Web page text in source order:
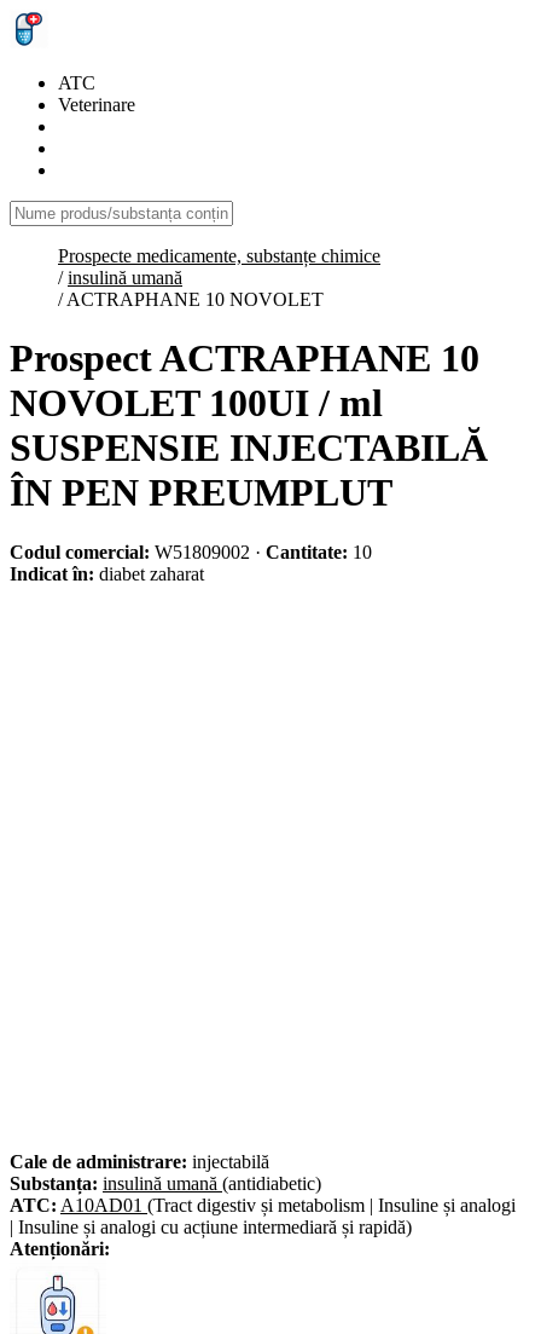
ATC
Veterinare
Prospecte medicamente, substanțe chimice
/ insulină umană
/ ACTRAPHANE 10 NOVOLET
Prospect ACTRAPHANE 10
NOVOLET 100UI / ml
SUSPENSIE INJECTABILĂ
ÎN PEN PREUMPLUT
Codul comercial: W51809002 · Cantitate: 10
Indicat în: diabet zaharat
Cale de administrare: injectabilă
Substanța: insulină umană (antidiabetic)
ATC: A10AD01 (Tract digestiv și metabolism | Insuline și analogi
| Insuline și analogi cu acțiune intermediară și rapidă)
Atenționări: